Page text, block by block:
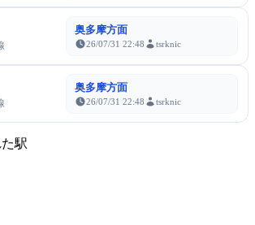
奥多摩方面
26/07/31 22:48 tsrknic
奥多摩方面
26/07/31 22:48 tsrknic
駅